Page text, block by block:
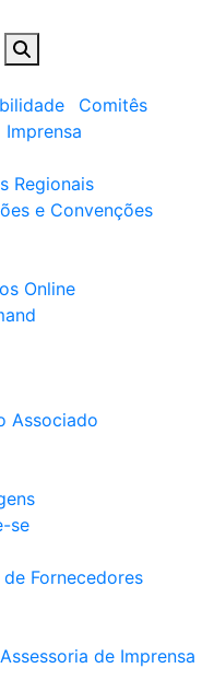
Comitês
Imprensa
Regionais
e Convenções
Online
Associado
se
de Fornecedores
Assessoria de Imprensa